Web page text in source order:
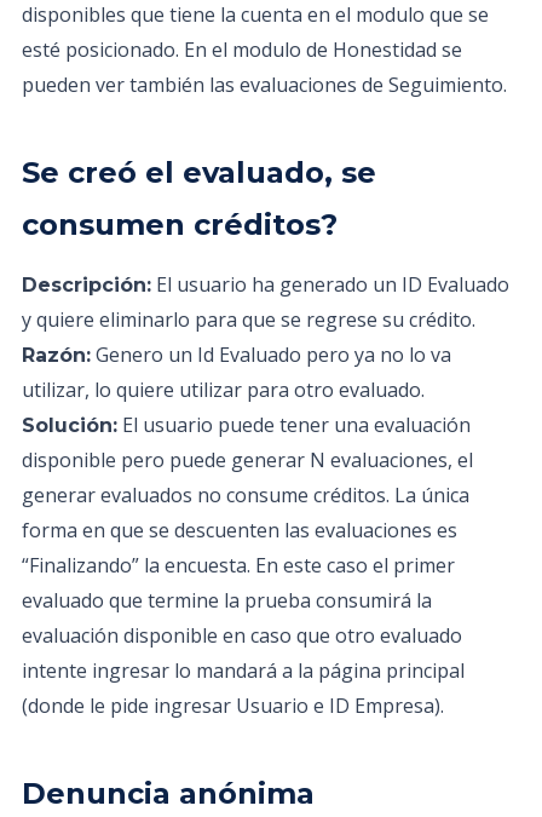
disponibles que tiene la cuenta en el modulo que se
esté posicionado. En el modulo de Honestidad se
pueden ver también las evaluaciones de Seguimiento.
Se creó el evaluado, se
consumen créditos?
Descripción: El usuario ha generado un ID Evaluado
y quiere eliminarlo para que se regrese su crédito.
Razón: Genero un Id Evaluado pero ya no lo va
utilizar, lo quiere utilizar para otro evaluado.
Solución: El usuario puede tener una evaluación
disponible pero puede generar N evaluaciones, el
generar evaluados no consume créditos. La única
forma en que se descuenten las evaluaciones es
“Finalizando” la encuesta. En este caso el primer
evaluado que termine la prueba consumirá la
evaluación disponible en caso que otro evaluado
intente ingresar lo mandará a la página principal
(donde le pide ingresar Usuario e ID Empresa).
Denuncia anónima